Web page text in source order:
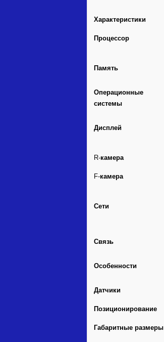
Характеристики
Процессор
Память
Операционные
системы
Дисплей
R-камера
F-камера
Сети
Связь
Особенности
Датчики
Позиционирование
Габаритные размеры